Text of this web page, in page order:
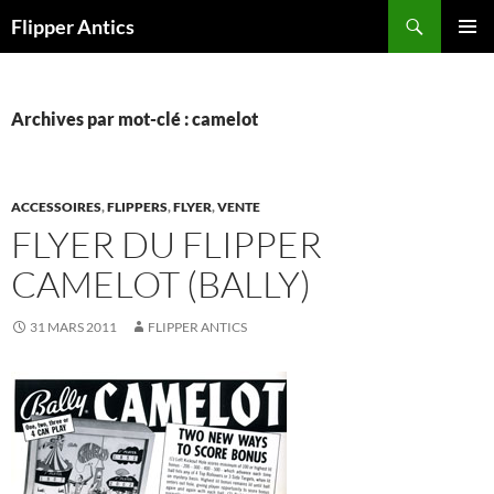
auFlipper Antics
Archives par mot-clé : camelot
ACCESSOIRES,FLIPPERS,FLYER,VENTE
FLYER DU FLIPPER
CAMELOT (BALLY)
31 MARS 2011 FLIPPER ANTICS